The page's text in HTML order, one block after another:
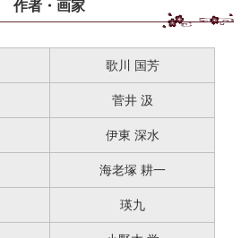
作者・画家
歌川 国芳
菅井 汲
伊東 深水
海老塚 耕一
瑛九